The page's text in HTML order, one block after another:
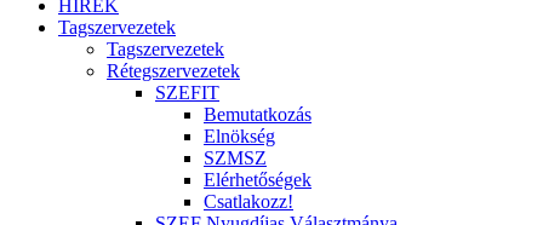
HÍREK
Tagszervezetek
Tagszervezetek
Rétegszervezetek
SZEFIT
Bemutatkozás
Elnökség
SZMSZ
Elérhetőségek
Csatlakozz!